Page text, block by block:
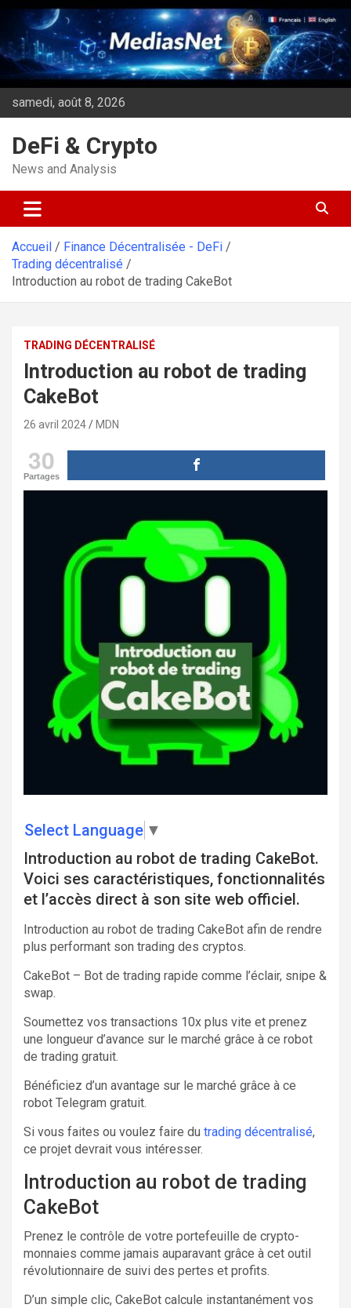
Aller
contenu
samedi, août 8, 2026
DeFi & Crypto
News and Analysis
Accueil
Finance Décentralisée - DeFi
Trading décentralisé
Introduction au robot de trading CakeBot
TRADING DÉCENTRALISÉ
Introduction au robot de trading
CakeBot
26 avril 2024 MDN
30
Partages
Select Language ▼
Introduction au robot de trading CakeBot.
Voici ses caractéristiques, fonctionnalités
et l’accès direct à son site web officiel.
Introduction au robot de trading CakeBot afin de rendre
plus performant son trading des cryptos.
CakeBot – Bot de trading rapide comme l’éclair, snipe &
swap.
Soumettez vos transactions 10x plus vite et prenez
une longueur d’avance sur le marché grâce à ce robot
de trading gratuit.
Bénéficiez d’un avantage sur le marché grâce à ce
robot Telegram gratuit.
Si vous faites ou voulez faire du trading décentralisé,
ce projet devrait vous intéresser.
Introduction au robot de trading
CakeBot
Prenez le contrôle de votre portefeuille de crypto-
monnaies comme jamais auparavant grâce à cet outil
révolutionnaire de suivi des pertes et profits.
D’un simple clic, CakeBot calcule instantanément vos